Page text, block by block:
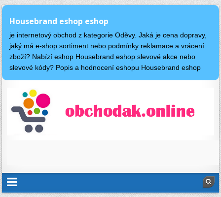
Housebrand eshop eshop
je internetový obchod z kategorie Oděvy. Jaká je cena dopravy,
jaký má e-shop sortiment nebo podmínky reklamace a vrácení
zboží? Nabízí eshop Housebrand eshop slevové akce nebo
slevové kódy? Popis a hodnocení eshopu Housebrand eshop